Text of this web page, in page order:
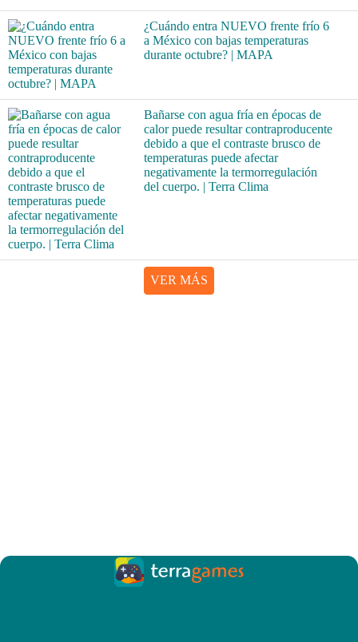
¿Cuándo entra NUEVO frente frío 6
a México con bajas temperaturas
durante octubre? | MAPA
Bañarse con agua fría en épocas de
calor puede resultar contraproducente
debido a que el contraste brusco de
temperaturas puede afectar
negativamente la termorregulación
del cuerpo. | Terra Clima
VER MÁS